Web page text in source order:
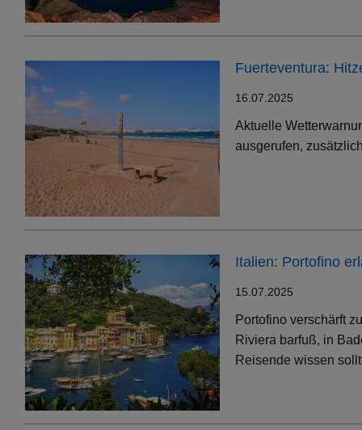
Fuerteventura:
16.07.2025
Aktuelle
ausgerufen,
Italien: Portofino
15.07.2025
Portofino verschärft
Riviera barfuß, in
Reisende wissen